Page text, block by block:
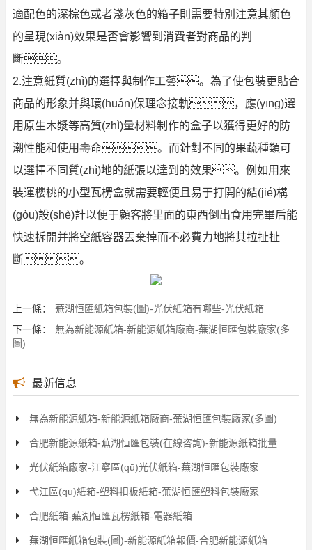
適配色的深棕色或者淺灰色的箱子則需要特別注意其顏色
的呈現(xiàn)效果是否會影響到消費者對商品的判
斷。
2.注意紙質(zhì)的選擇與制作工藝。為了使包裝更貼合
商品的形象并與環(huán)保理念接軌，應(yīng)選
用原生木漿等高質(zhì)量材料制作的盒子以獲得更好的防
潮性能和使用壽命。而針對不同的果蔬種類可
以選擇不同質(zhì)地的紙張以達到的效果。例如用來
裝運櫻桃的小型瓦楞盒就需要輕便且易于打開的結(jié)構
(gòu)設(shè)計以便于顧客將里面的東西倒出食用完畢后能
快速拆開并將空紙容器丟棄掉而不必費力地將其拉扯扯
斷。
上一條：
蕪湖恒匯紙箱包裝(圖)-光伏紙箱有哪些-光伏紙箱
下一條：
無為新能源紙箱-新能源紙箱廠商-蕪湖恒匯包裝廠家(多
圖)
最新信息
無為新能源紙箱-新能源紙箱廠商-蕪湖恒匯包裝廠家(多圖)
合肥新能源紙箱-蕪湖恒匯包裝(在線咨詢)-新能源紙箱批量供應(yīng)
光伏紙箱廠家-江寧區(qū)光伏紙箱-蕪湖恒匯包裝廠家
弋江區(qū)紙箱-塑料扣板紙箱-蕪湖恒匯塑料包裝廠家
合肥紙箱-蕪湖恒匯瓦楞紙箱-電器紙箱
蕪湖恒匯紙箱包裝(圖)-新能源紙箱報價-合肥新能源紙箱